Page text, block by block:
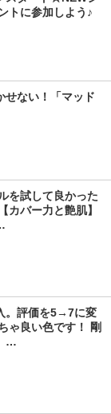
トに参加しよう♪
せない！「マッド
を試して良かった
カバー力と艶肌】
。評価を5→7に変
ゃ良い色です！ 剛
…